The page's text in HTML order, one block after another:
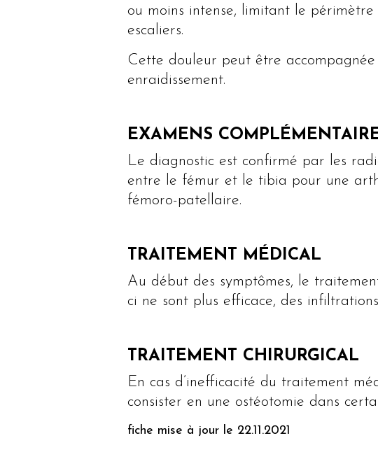
ou moins intense, limitant le
escaliers.
Cette douleur peut être
enraidissement.
EXAMENS
Le diagnostic est confirmé par les
entre le fémur et le tibia pour une
fémoro-patellaire.
TRAITEMENT MÉDICAL
Au début des symptômes, le
ci ne sont plus efficace, des
TRAITEMENT CHIRURGICAL
En cas d’inefficacité du traitement
consister en une ostéotomie dans
fiche mise à jour le 22.11.2021